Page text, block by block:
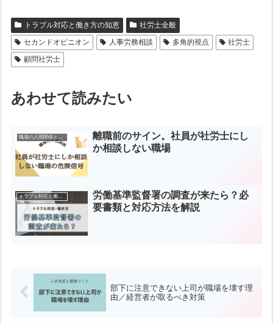
トラブル対応と働き方の知恵
社労士全般
セカンドオピニオン
人事労務相談 多角的視点
社労士
顧問社労士
あわせて読みたい
離職前のサイン。社員が社労士にし
か相談しない職場
労働基準監督署の調査が来たら？必
要書類と対応方法を解説
部下に注意できない上司が職場を壊す理
由／経営者が取るべき対策